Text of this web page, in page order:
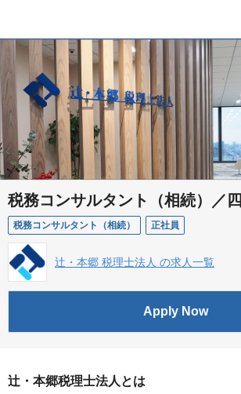
税務コンサルタント（相続）／
税務コンサルタント（相続） 正社員
辻・本郷 税理士法人 の求人一覧
Apply Now
辻・本郷税理士法人とは